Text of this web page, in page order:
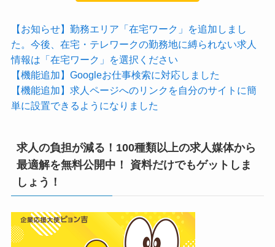
【お知らせ】勤務エリア「在宅ワーク」を追加しまし
た。今後、在宅・テレワークの勤務地に縛られない求人
情報は「在宅ワーク」を選択ください
【機能追加】Googleお仕事検索に対応しました
【機能追加】求人ページへのリンクを自分のサイトに簡
単に設置できるようになりました
求人の負担が減る！100種類以上の求人媒体から
最適解を無料公開中！ 資料だけでもゲットしま
しょう！